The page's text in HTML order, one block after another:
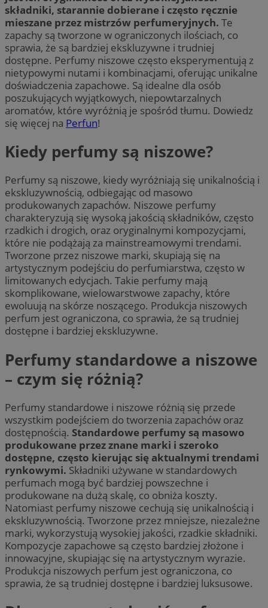
składniki, starannie dobierane i często ręcznie
mieszane przez mistrzów perfumeryjnych. Te
zapachy są tworzone w ograniczonych ilościach, co
sprawia, że są bardziej ekskluzywne i trudniej
dostępne. Perfumy niszowe często eksperymentują z
nietypowymi nutami i kombinacjami, oferując unikalne
doświadczenia zapachowe. Są idealne dla osób
poszukujących wyjątkowych, niepowtarzalnych
aromatów, które wyróżnią je spośród tłumu. Dowiedz
się więcej na Perfun!
Kiedy perfumy są niszowe?
Perfumy są niszowe, kiedy wyróżniają się unikalnością i
ekskluzywnością, odbiegając od masowo
produkowanych zapachów. Niszowe perfumy
charakteryzują się wysoką jakością składników, często
rzadkich i drogich, oraz oryginalnymi kompozycjami,
które nie podążają za mainstreamowymi trendami.
Tworzone przez niszowe marki, skupiają się na
artystycznym podejściu do perfumiarstwa, często w
limitowanych edycjach. Takie perfumy mają
skomplikowane, wielowarstwowe zapachy, które
ewoluują na skórze noszącego. Produkcja niszowych
perfum jest ograniczona, co sprawia, że są trudniej
dostępne i bardziej ekskluzywne.
Perfumy standardowe a niszowe
– czym się różnią?
Perfumy standardowe i niszowe różnią się przede
wszystkim podejściem do tworzenia zapachów oraz
dostępnością. Standardowe perfumy są masowo
produkowane przez znane marki i szeroko
dostępne, często kierując się aktualnymi trendami
rynkowymi. Składniki używane w standardowych
perfumach mogą być bardziej powszechne i
produkowane na dużą skalę, co obniża koszty.
Natomiast perfumy niszowe cechują się unikalnością i
ekskluzywnością. Tworzone przez mniejsze, niezależne
marki, wykorzystują wysokiej jakości, rzadkie składniki.
Kompozycje zapachowe są często bardziej złożone i
innowacyjne, skupiając się na artystycznym wyrazie.
Produkcja niszowych perfum jest ograniczona, co
sprawia, że są trudniej dostępne i bardziej luksusowe.